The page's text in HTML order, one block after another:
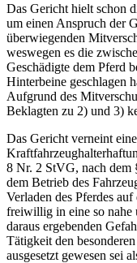
Das Gericht hielt schon
um einen Anspruch der
überwiegenden
weswegen es die
Geschädigte dem Pferd
Hinterbeine geschlagen
Aufgrund des
Beklagten zu 2) und 3)
Das Gericht verneint
8 Nr. 2 StVG, nach dem
dem Betrieb des
Verladen des Pferdes
freiwillig in eine so nahe
daraus ergebenden
Tätigkeit den
ausgesetzt gewesen sei